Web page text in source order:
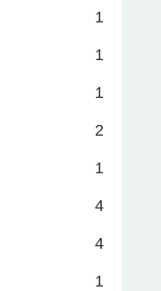
1
1
1
2
1
4
4
1